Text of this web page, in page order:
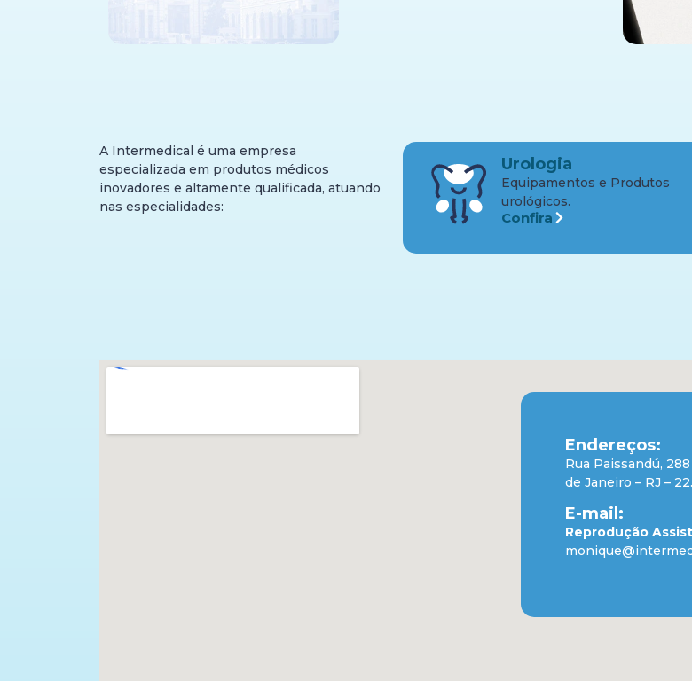
A Intermedical é uma empresa
especializada em produtos médicos
inovadores e altamente qualificada, atuando
nas especialidades:
Urologia
Equipamentos e Produtos
urológicos.
Confira
Endereços:
Rua Paissandú,
de Janeiro – RJ –
E-mail:
Reprodução